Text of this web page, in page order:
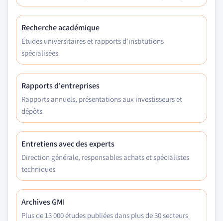
Recherche académique
Études universitaires et rapports d'institutions
spécialisées
Rapports d'entreprises
Rapports annuels, présentations aux investisseurs et
dépôts
Entretiens avec des experts
Direction générale, responsables achats et spécialistes
techniques
Archives GMI
Plus de 13 000 études publiées dans plus de 30 secteurs